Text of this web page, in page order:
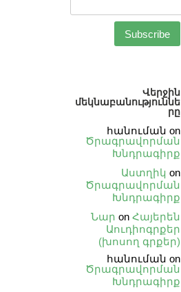
Վերջին
մեկնաբանություննե
րը
հանուման on
Ծրագրավորման
Խնդրագիրք
Աստղիկ on
Ծրագրավորման
Խնդրագիրք
Նար on Հայերեն
Աուդիոգրքեր
(խոսող գրքեր)
հանուման on
Ծրագրավորման
Խնդրագիրք